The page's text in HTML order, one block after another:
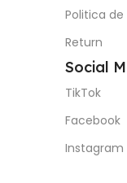
Politica
Return
Social
TikTok
Facebook
Instagram